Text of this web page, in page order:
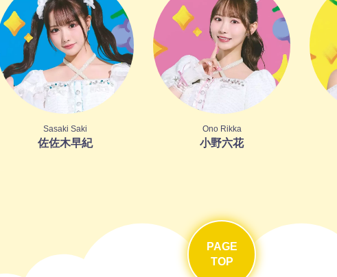
Sasaki Saki
佐佐木早紀
Ono Rikka
小野六花
PAGE
TOP